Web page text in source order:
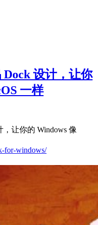
设计，让你
一样
让你的 Windows 像
for-windows/